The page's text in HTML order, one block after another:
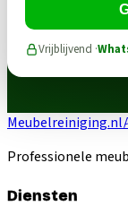
Vrijblijvend ·
Meubelreiniging.nl
Professionele
Diensten